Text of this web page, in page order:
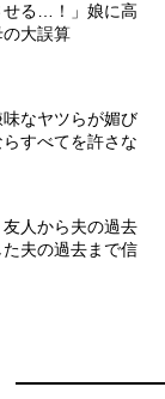
せる…！」娘に高
大誤算
なヤツらが媚び
すべてを許さな
友人から夫の過去
夫の過去まで信